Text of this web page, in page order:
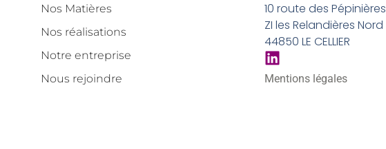
Nos Matières
Nos réalisations
Notre entreprise
Nous rejoindre
10 route des Pépinières
ZI les Relandières Nord
44850 LE CELLIER
Mentions légales